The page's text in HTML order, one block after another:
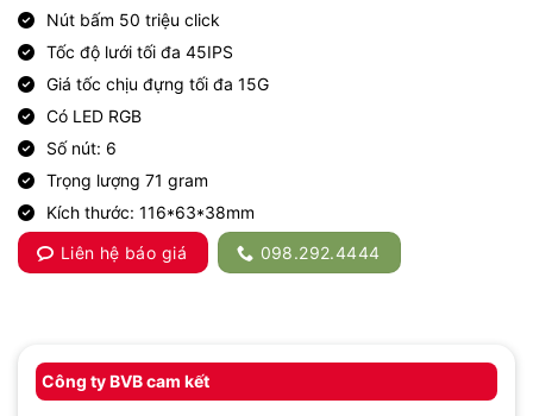
Nút bấm 50 triệu click
Tốc độ lưới tối đa 45IPS
Giá tốc chịu đựng tối đa 15G
Có LED RGB
Số nút: 6
Trọng lượng 71 gram
Kích thước: 116*63*38mm
Liên hệ báo giá
098.292.4444
Công ty BVB cam kết